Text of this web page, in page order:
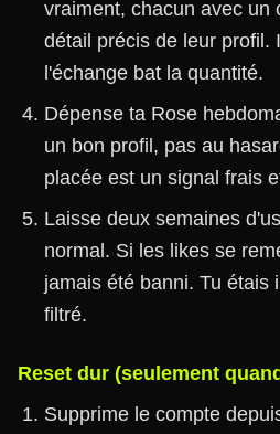
vraiment, chacun avec un
détail précis de leur profil.
l'échange bat la quantité.
Dépense ta Rose
un bon profil, pas au
placée est un signal frais
Laisse deux semaines
normal. Si les likes se
jamais été banni. Tu étais
filtré.
Reset dur (seulement
Supprime le compte